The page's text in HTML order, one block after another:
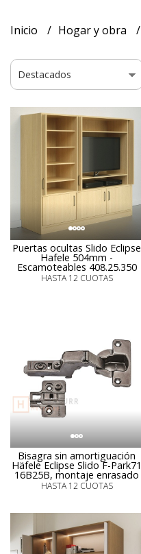
Inicio Hogar y obra
Puertas ocultas Slido Eclipse
Hafele 504mm -
Escamoteables 408.25.350
HASTA 12 CUOTAS
Bisagra sin amortiguación
Häfele Eclipse Slido F-Park71
16B25B, montaje enrasado
HASTA 12 CUOTAS